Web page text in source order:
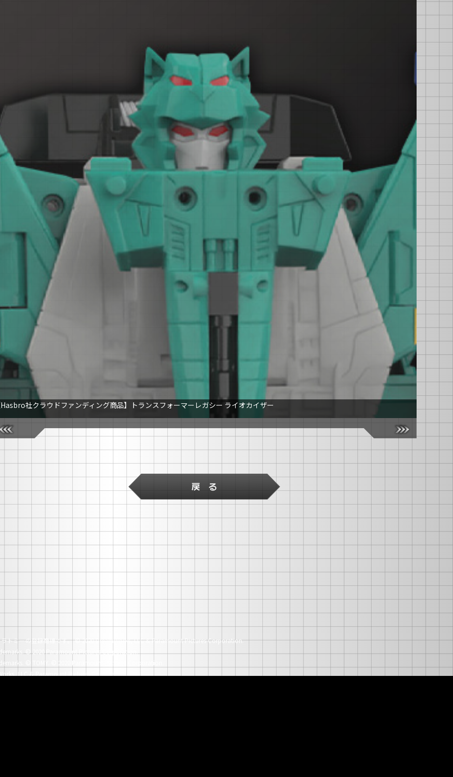
社クラウドファンディング商品】トランスフォーマーレガシー ライオカイザー
トミーの登録商標です。© 2020 DreamWorks, LLC & Paramount Pictures Corporation.
© 2020 Paramount Pictures Corporation.
© TOMY. © 2020 Paramount Pictures Corporation.
LLC & Paramount Pictures Corporation.